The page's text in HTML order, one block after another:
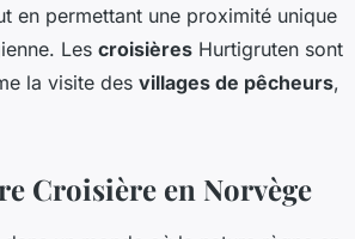
en permettant une proximité unique
Les croisières Hurtigruten sont
la visite des villages de pêcheurs,
Croisière en Norvège